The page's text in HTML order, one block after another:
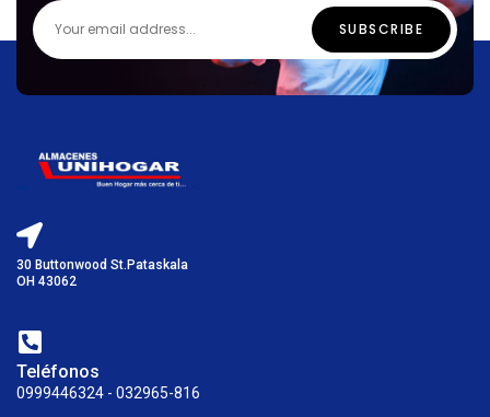
30 Buttonwood St.Pataskala
OH 43062
Teléfonos
0999446324 - 032965-816